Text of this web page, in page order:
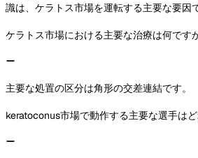
識は、ケラトス市場を運転する主要な要因
ケラトス市場における主要な治療は何です
主要な処置の区分は角形の交差連結です。
keratoconus市場で動作する主要な選手は